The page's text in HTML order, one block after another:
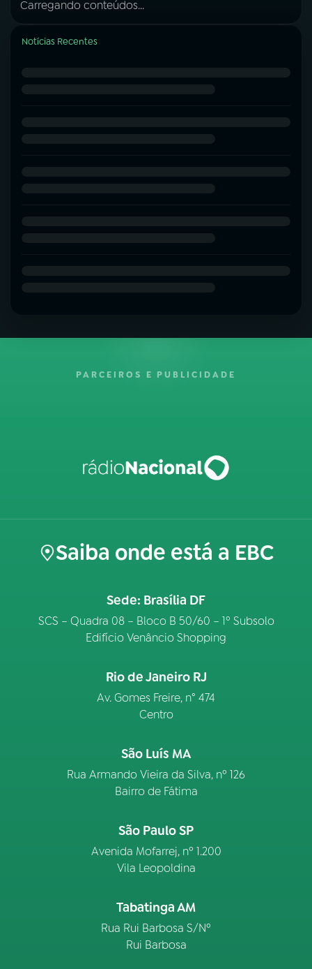
Carregando conteúdos...
Notícias Recentes
PARCEIROS E PUBLICIDADE
Saiba onde está a EBC
Sede: Brasília DF
SCS – Quadra 08 – Bloco B 50/60 – 1º Subsolo
Edifício Venâncio Shopping
Rio de Janeiro RJ
Av. Gomes Freire, n° 474
Centro
São Luís MA
Rua Armando Vieira da Silva, nº 126
Bairro de Fátima
São Paulo SP
Avenida Mofarrej, nº 1.200
Vila Leopoldina
Tabatinga AM
Rua Rui Barbosa S/Nº
Rui Barbosa